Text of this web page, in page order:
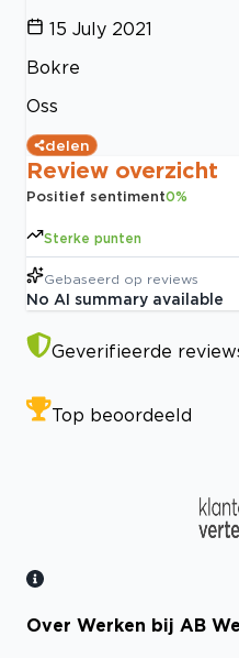
15 July 2021
Bokre
Oss
delen
Review overzicht
Positief sentiment0%
Sterke punten
Gebaseerd op reviews
No AI summary available
Geverifieerde
Top beoordeeld
Bekijk certificaat
Over Werken bij AB